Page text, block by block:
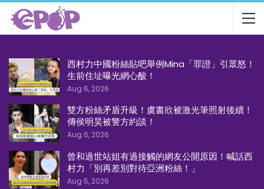
西村力中國粉絲貼吧舉例Mina「罪證」引眾怒！
生前住址曝光網心酸！
Aug 6, 2026
雙方粉絲矛盾升級！虞書欣被激光筆照射後續！
傳侯明昊被警方約談！
Aug 6, 2026
曾和過世站姐有過接觸的網友公開原因！喊話西
村力「別再差別對待亞洲粉絲！」
Aug 5, 2026